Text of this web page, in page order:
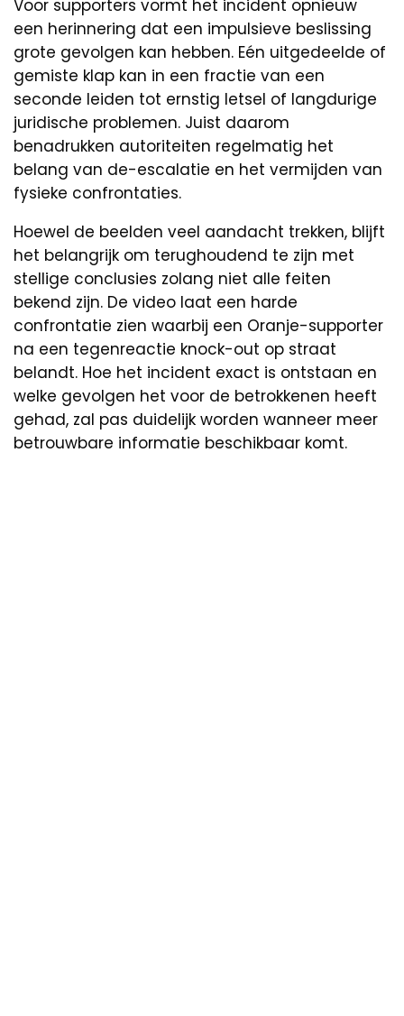
Voor supporters vormt het incident opnieuw
een herinnering dat een impulsieve beslissing
grote gevolgen kan hebben. Eén uitgedeelde of
gemiste klap kan in een fractie van een
seconde leiden tot ernstig letsel of langdurige
juridische problemen. Juist daarom
benadrukken autoriteiten regelmatig het
belang van de-escalatie en het vermijden van
fysieke confrontaties.
Hoewel de beelden veel aandacht trekken, blijft
het belangrijk om terughoudend te zijn met
stellige conclusies zolang niet alle feiten
bekend zijn. De video laat een harde
confrontatie zien waarbij een Oranje-supporter
na een tegenreactie knock-out op straat
belandt. Hoe het incident exact is ontstaan en
welke gevolgen het voor de betrokkenen heeft
gehad, zal pas duidelijk worden wanneer meer
betrouwbare informatie beschikbaar komt.